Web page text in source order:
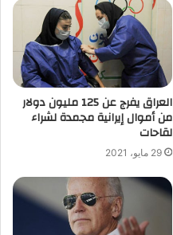
العراق يفرج عن 125 مليون دولار
من أموال إيرانية مجمدة لشراء
لقاحات
29 مايو، 2021